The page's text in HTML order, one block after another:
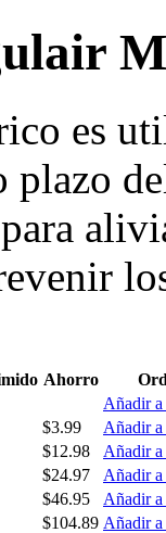
es
plazo
Ahorro
Añadir a
$3.99
Añadir a
$12.98
Añadir a
$24.97
Añadir a
$46.95
Añadir a
$104.89 Añadir a